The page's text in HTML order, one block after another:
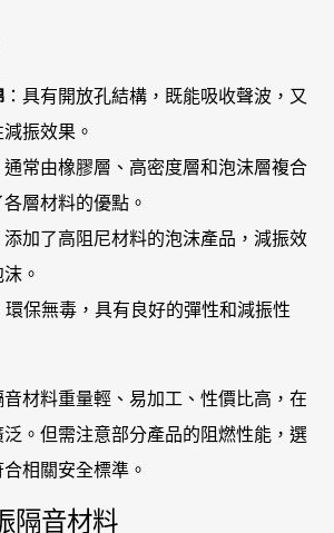
：具有開放孔結構，既能吸收聲波，又
振效果。
通常由橡膠層、高密度層和泡沫層複合
層材料的優點。
添加了高阻尼材料的泡沫產品，減振效
。
環保無毒，具有良好的彈性和減振性
材料重量輕、易加工、性價比高，在
。但需注意部分產品的阻燃性能，選
相關安全標準。
隔音材料